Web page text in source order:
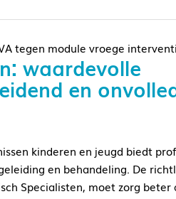
tegen module vroege
waardevolle
en
kinderen en jeugd biedt
en behandeling. De
Specialisten, moet zorg beter